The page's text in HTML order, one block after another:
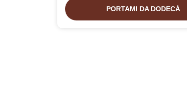
PORTAMI DA DODECÀ